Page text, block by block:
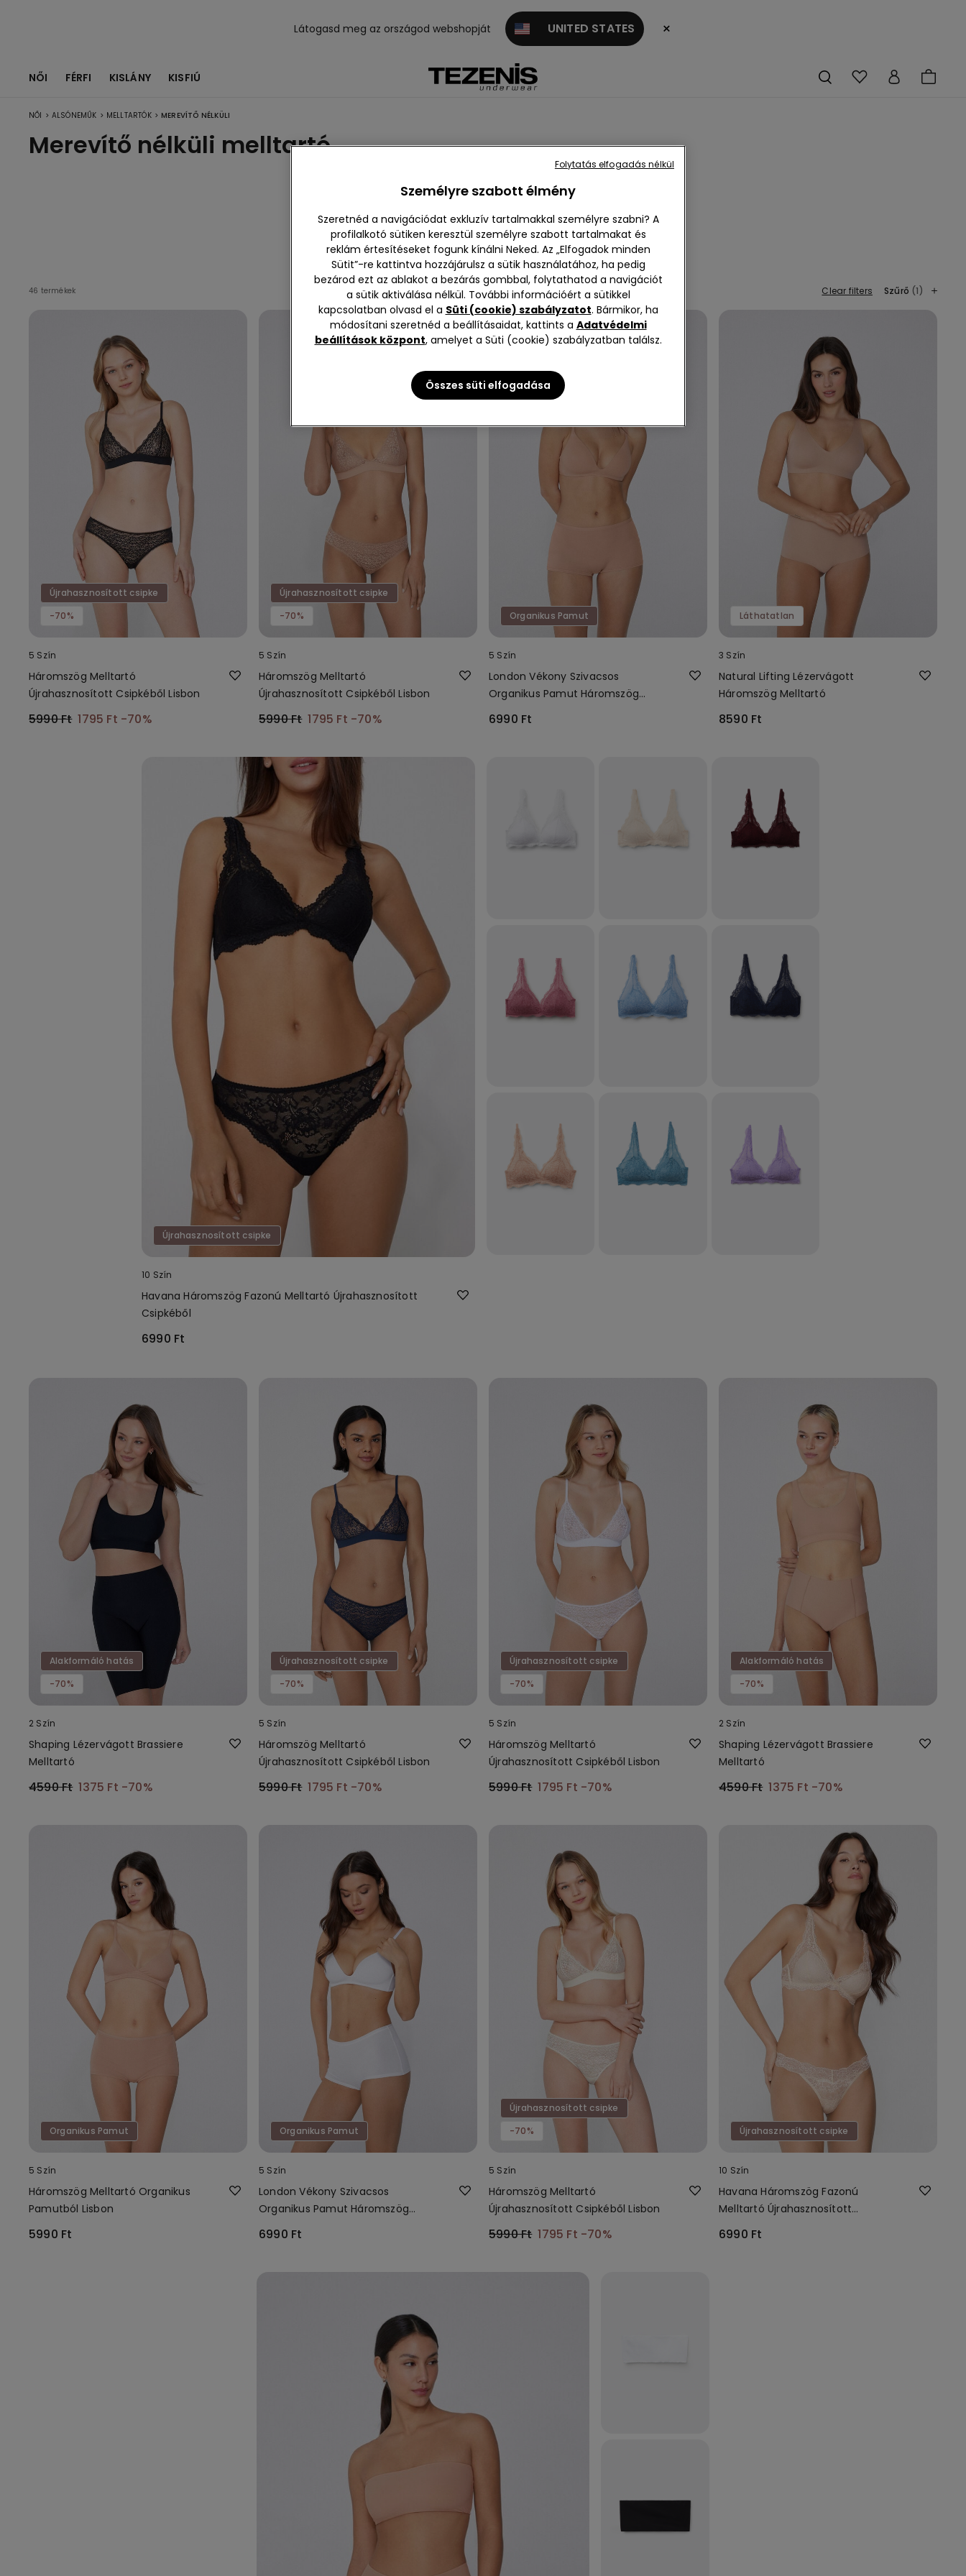
Látogasd meg az országod webshopját UNITED STATES ×
NŐI FÉRFI KISLÁNY KISFIÚ
NŐI > ALSÓNEMŰK > MELLTARTÓK > MEREVÍTŐ NÉLKÜLI
Merevítő nélküli melltartó
Összes m
egjeleníté
se
Push-up
Háromszö
g
Pánt nélkü
li
Balconett
Bralette é
s brassier
e
46 termékek Clear filters Szűrő (1)
Újrahasznosított csipke
-70%
5 Szín
Háromszög Melltartó
Újrahasznosított Csipkéből Lisbon
5990 Ft 1795 Ft -70%
Újrahasznosított csipke
-70%
5 Szín
Háromszög Melltartó
Újrahasznosított Csipkéből Lisbon
5990 Ft 1795 Ft -70%
Organikus Pamut
5 Szín
London Vékony Szivacsos
Organikus Pamut Háromszög
Melltartó
6990 Ft
Láthatatlan
3 Szín
Natural Lifting Lézervágott
Háromszög Melltartó
8590 Ft
Újrahasznosított csipke
10 Szín
Havana Háromszög Fazonú Melltartó Újrahasznosított
Csipkéből
6990 Ft
Alakformáló hatás
-70%
2 Szín
Shaping Lézervágott Brassiere
Melltartó
4590 Ft 1375 Ft -70%
Újrahasznosított csipke
-70%
5 Szín
Háromszög Melltartó
Újrahasznosított Csipkéből Lisbon
5990 Ft 1795 Ft -70%
Újrahasznosított csipke
-70%
5 Szín
Háromszög Melltartó
Újrahasznosított Csipkéből Lisbon
5990 Ft 1795 Ft -70%
Alakformáló hatás
-70%
2 Szín
Shaping Lézervágott Brassiere
Melltartó
4590 Ft 1375 Ft -70%
Organikus Pamut
5 Szín
Háromszög Melltartó Organikus
Pamutból Lisbon
5990 Ft
Organikus Pamut
5 Szín
London Vékony Szivacsos
Organikus Pamut Háromszög
6990 Ft
Újrahasznosított csipke
-70%
5 Szín
Háromszög Melltartó
Újrahasznosított Csipkéből Lisbon
5990 Ft 1795 Ft -70%
Újrahasznosított csipke
10 Szín
Havana Háromszög Fazonú
Melltartó Újrahasznosított
6990 Ft
Személyre szabott élmény
Szeretnéd a navigációdat exkluzív tartalmakkal személyre szabni? A
profilalkotó sütiken keresztül személyre szabott tartalmakat és
reklám értesítéseket fogunk kínálni Neked. Az „Elfogadok minden
Sütit”-re kattintva hozzájárulsz a sütik használatához, ha pedig
bezárod ezt az ablakot a bezárás gombbal, folytathatod a navigációt
a sütik aktiválása nélkül. További információért a sütikkel
kapcsolatban olvasd el a Süti (cookie) szabályzatot. Bármikor, ha
módosítani szeretnéd a beállításaidat, kattints a Adatvédelmi
beállítások központ, amelyet a Süti (cookie) szabályzatban találsz.
Összes süti elfogadása
Folytatás elfogadás nélkül